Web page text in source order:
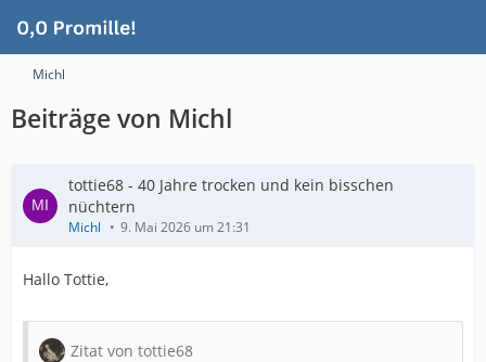
Michl
Beiträge von Michl
tottie68 - 40 Jahre trocken und kein bisschen
nüchtern
Michl 9. Mai 2026 um 21:31
Hallo Tottie,
Zitat von tottie68